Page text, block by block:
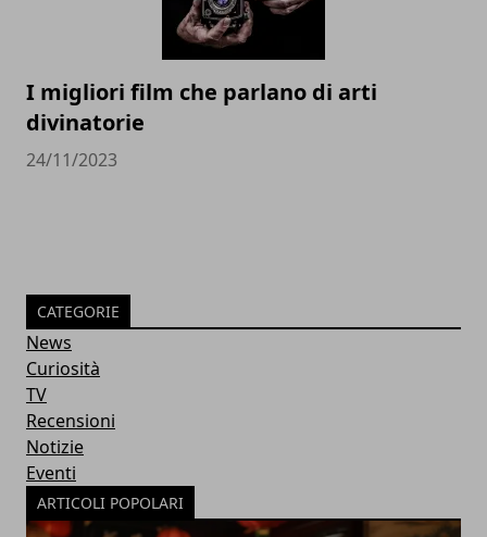
I migliori film che parlano di arti
divinatorie
24/11/2023
CATEGORIE
News
Curiosità
TV
Recensioni
Notizie
Eventi
ARTICOLI POPOLARI